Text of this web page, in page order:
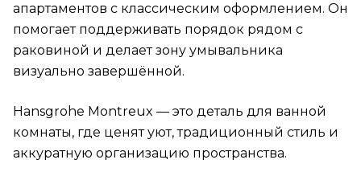
апартаментов с классическим оформлением. Он
помогает поддерживать порядок рядом с
раковиной и делает зону умывальника
визуально завершённой.
Hansgrohe Montreux — это деталь для ванной
комнаты, где ценят уют, традиционный стиль и
аккуратную организацию пространства.